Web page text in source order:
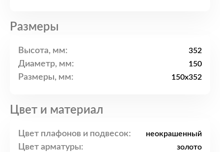
Размеры
Высота, мм: 352
Диаметр, мм: 150
Размеры, мм: 150x352
Цвет и материал
Цвет плафонов и подвесок: неокрашенный
Цвет арматуры: золото